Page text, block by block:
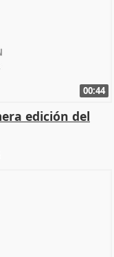
00:44
edición del